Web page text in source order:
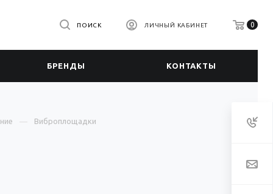
0
ЛИЧНЫЙ КАБИНЕТ
ПОИСК
БРЕНДЫ КОНТАКТЫ
Виброплощадки